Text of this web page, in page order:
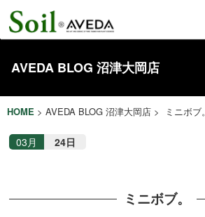
AVEDA BLOG 沼津大岡店
HOME > AVEDA BLOG 沼津大岡店 > ミニボブ。
03月 24日
ミニボブ。